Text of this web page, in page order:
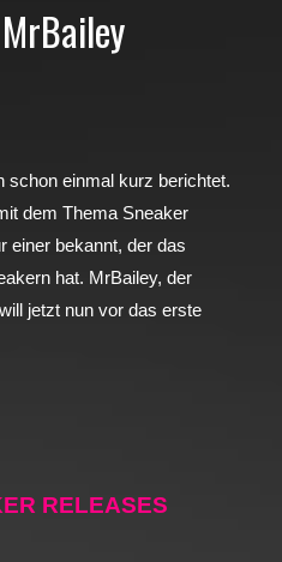
schon einmal kurz berichtet.
dem Thema Sneaker
einer bekannt, der das
hat. MrBailey, der
jetzt nun vor das erste
RELEASES